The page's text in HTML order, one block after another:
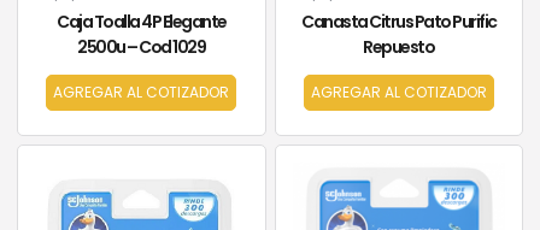
Caja Toalla 4P Elegante
2500u – Cod 1029
AGREGAR AL COTIZADOR
Canasta Citrus Pato Purific
Repuesto
AGREGAR AL COTIZADOR